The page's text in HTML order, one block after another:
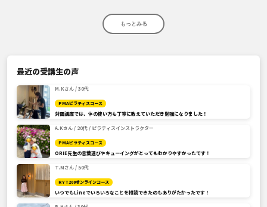
もっとみる
最近の受講生の声
M.Kさん / 30代
PMAピラティスコース
対面講座では、体の使い方も丁寧に教えていただき勉強になりました！
A.Kさん / 20代 / ピラティスインストラクター
PMAピラティスコース
ORIE先生の言葉選びやキューイングがとってもわかりやすかったです！
T.Mさん / 50代
RYT200オンラインコース
いつでもLineでいろいろなことを相談できたのもありがたかったです！